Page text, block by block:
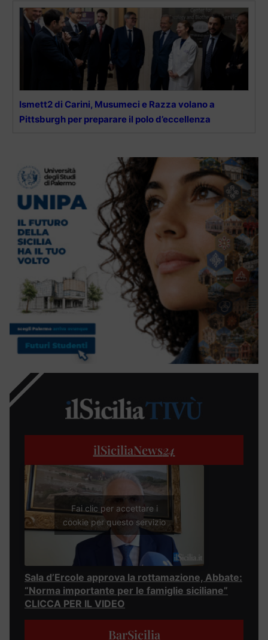
Ismett2 di Carini, Musumeci e Razza volano a
Pittsburgh per preparare il polo d’eccellenza
ilSiciliaNews24
Fai clic per accettare i
cookie per questo servizio
Sala d’Ercole approva la rottamazione, Abbate:
“Norma importante per le famiglie siciliane”
CLICCA PER IL VIDEO
BarSicilia